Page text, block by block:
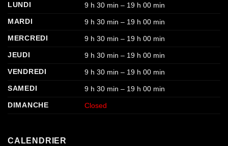
LUNDI
9 h 30 min – 19 h 00 min
MARDI
9 h 30 min – 19 h 00 min
MERCREDI
9 h 30 min – 19 h 00 min
JEUDI
9 h 30 min – 19 h 00 min
VENDREDI
9 h 30 min – 19 h 00 min
SAMEDI
9 h 30 min – 19 h 00 min
DIMANCHE
Closed
CALENDRIER